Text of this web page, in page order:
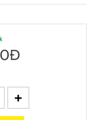
Đ